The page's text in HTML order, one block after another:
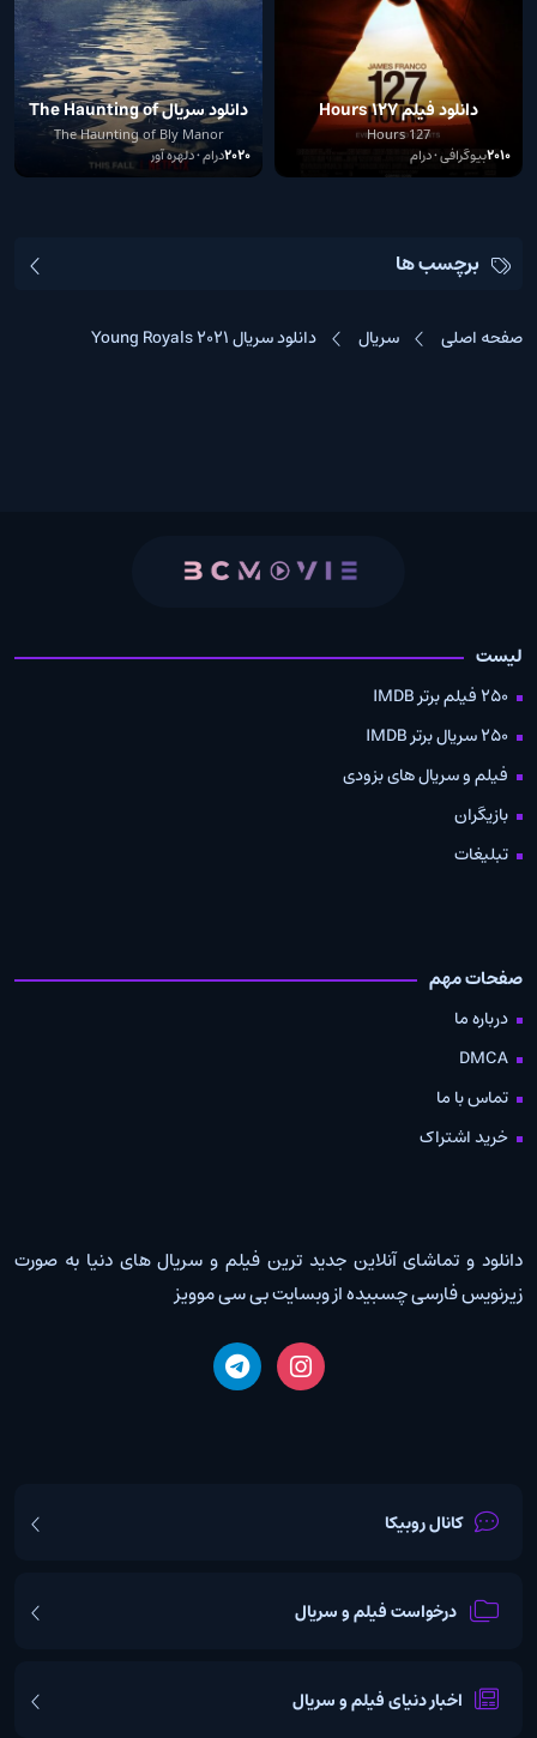
دانلود فیلم 127 Hours
127 Hours
2010بیوگرافی • درام
دانلود سریال The Haunting of
Bly Manor
The Haunting of Bly Manor
2020درام • دلهره آور
برچسب ها
صفحه اصلی سریال دانلود سریال Young Royals 2021
لیست
250 فیلم برتر IMDB
250 سریال برتر IMDB
فیلم و سریال های بزودی
بازیگران
تبلیغات
صفحات مهم
درباره ما
DMCA
تماس با ما
خرید اشتراک
دانلود و تماشای آنلاین جدید ترین فیلم و سریال های دنیا به صورت
زیرنویس فارسی چسبیده از وبسایت بی سی موویز
کانال روبیکا
درخواست فیلم و سریال
اخبار دنیای فیلم و سریال